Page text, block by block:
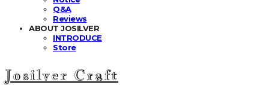
Q&A
Reviews
ABOUT JOSILVER
INTRODUCE
Store
Josilver Craft